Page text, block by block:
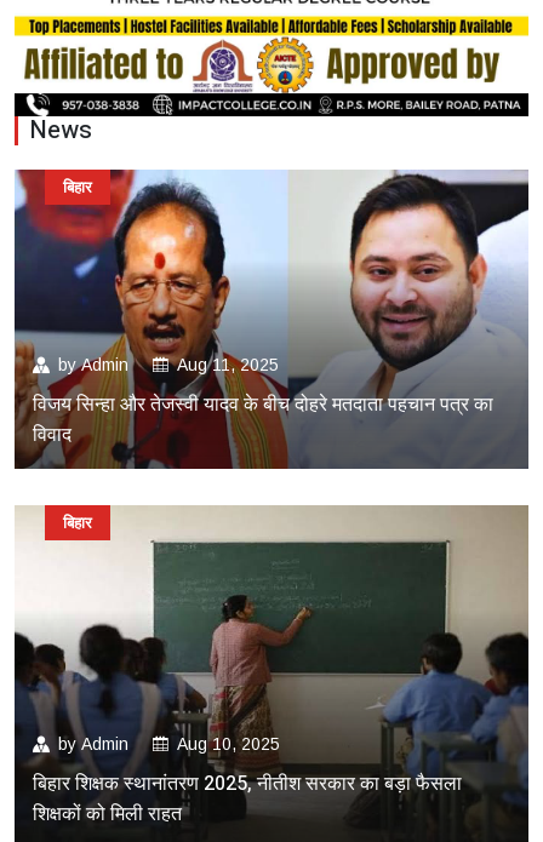
News
byAdmin Aug 11, 2025
विजय सिन्हा और तेजस्वी यादव के बीच दोहरे मतदाता पहचान पत्र का
विवाद
बिहार
byAdmin Aug 10, 2025
बिहार शिक्षक स्थानांतरण 2025, नीतीश सरकार का बड़ा फैसला
शिक्षकों को मिली राहत
बिहार